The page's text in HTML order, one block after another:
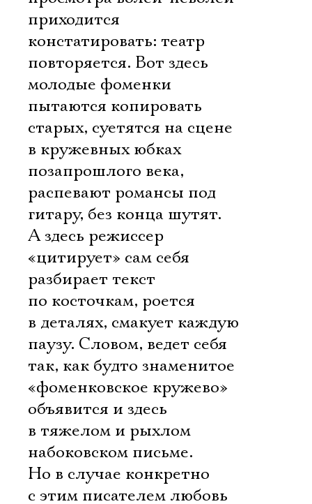
приходится
констатировать: театр
повторяется. Вот здесь
молодые фоменки
пытаются копировать
старых, суетятся на сцене
в кружевных юбках
позапрошлого века,
распевают романсы под
гитару, без конца шутят.
А здесь режиссер
«цитирует» сам себя 
разбирает текст
по косточкам, роется
в деталях, смакует каждую
паузу. Словом, ведет себя
так, как будто знаменитое
«фоменковское кружево»
объявится и здесь 
в тяжелом и рыхлом
набоковском письме.
Но в случае конкретно
с этим писателем любовь